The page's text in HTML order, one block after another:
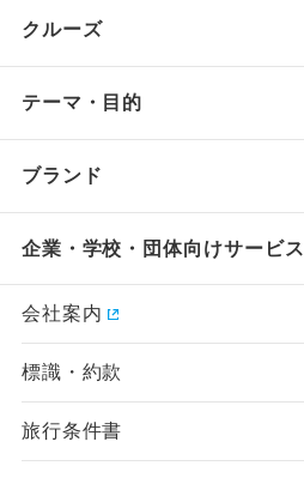
クルーズ
テーマ・目的
ブランド
企業・学校・団体向けサービス
会社案内
標識・約款
旅行条件書